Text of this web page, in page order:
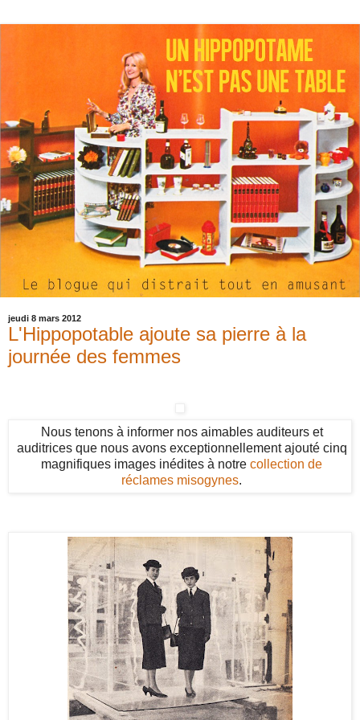
jeudi 8 mars 2012
L'Hippopotable ajoute sa pierre à la
journée des femmes
Nous tenons à informer nos aimables auditeurs et
auditrices que nous avons exceptionnellement ajouté cinq
magnifiques images inédites à notre collection de
réclames misogynes.